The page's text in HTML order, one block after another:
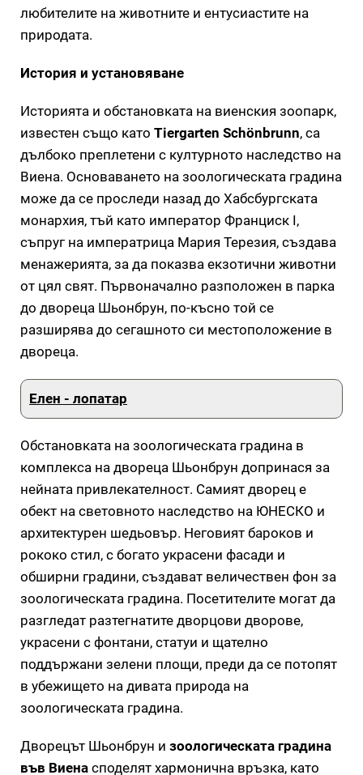
любителите на животните и ентусиастите на
природата.
История и установяване
Историята и обстановката на виенския зоопарк,
известен също като Tiergarten Schönbrunn, са
дълбоко преплетени с културното наследство на
Виена. Основаването на зоологическата градина
може да се проследи назад до Хабсбургската
монархия, тъй като император Франциск I,
съпруг на императрица Мария Терезия, създава
менажерията, за да показва екзотични животни
от цял свят. Първоначално разположен в парка
до двореца Шьонбрун, по-късно той се
разширява до сегашното си местоположение в
двореца.
Eлен - лопатар
Обстановката на зоологическата градина в
комплекса на двореца Шьонбрун допринася за
нейната привлекателност. Самият дворец е
обект на световното наследство на ЮНЕСКО и
архитектурен шедьовър. Неговият бароков и
рококо стил, с богато украсени фасади и
обширни градини, създават величествен фон за
зоологическата градина. Посетителите могат да
разгледат разтегнатите дворцови дворове,
украсени с фонтани, статуи и щателно
поддържани зелени площи, преди да се потопят
в убежището на дивата природа на
зоологическата градина.
Дворецът Шьонбрун и зоологическата градина
във Виена споделят хармонична връзка, като